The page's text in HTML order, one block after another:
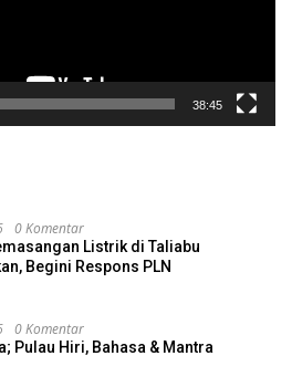
38:45
0 Komentar
Listrik di Taliabu
Begini Respons PLN
0 Komentar
Pulau Hiri, Bahasa & Mantra